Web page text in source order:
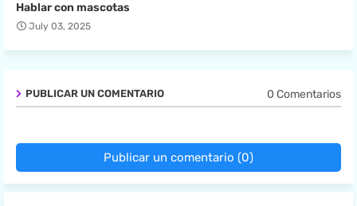
Hablar con mascotas
July 03, 2025
PUBLICAR UN COMENTARIO 0 Comentarios
Publicar un comentario (0)